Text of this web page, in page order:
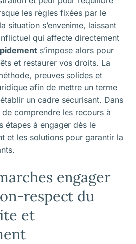
les règles fixées par le
situation s’envenime, laissant
qui affecte directement
s’impose alors pour
et restaurer vos droits. La
preuves solides et
afin de mettre un terme
un cadre sécurisant. Dans
de comprendre les recours à
étapes à engager dès le
et les solutions pour garantir la
engager
respect du
et